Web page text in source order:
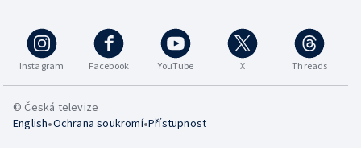
Instagram Facebook YouTube X Threads
© Česká televize
English•Ochrana soukromí•Přístupnost